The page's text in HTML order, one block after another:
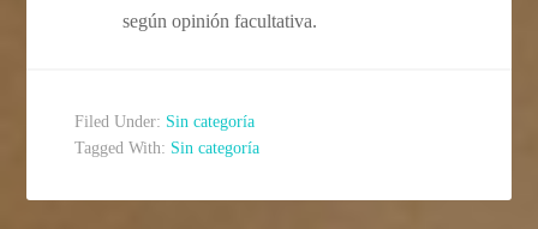
según opinión facultativa.
Filed Under: Sin categoría
Tagged With: Sin categoría